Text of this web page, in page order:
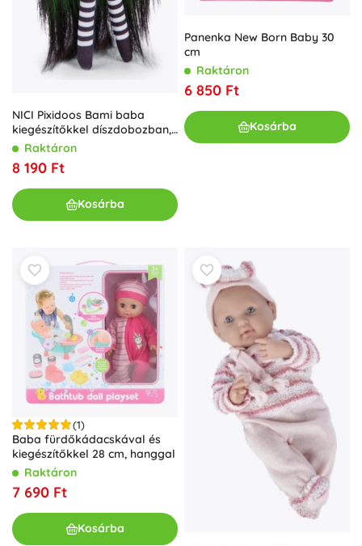
NICI Pixidoos Bami baba
kiegészítőkkel díszdobozban,
20 cm
Raktáron
8 190 Ft
Kosárba
Panenka New Born Baby 30
cm
Raktáron
6 850 Ft
Kosárba
(1)
Baba fürdőkádacskával és
kiegészítőkkel 28 cm, hanggal
Raktáron
7 690 Ft
Kosárba